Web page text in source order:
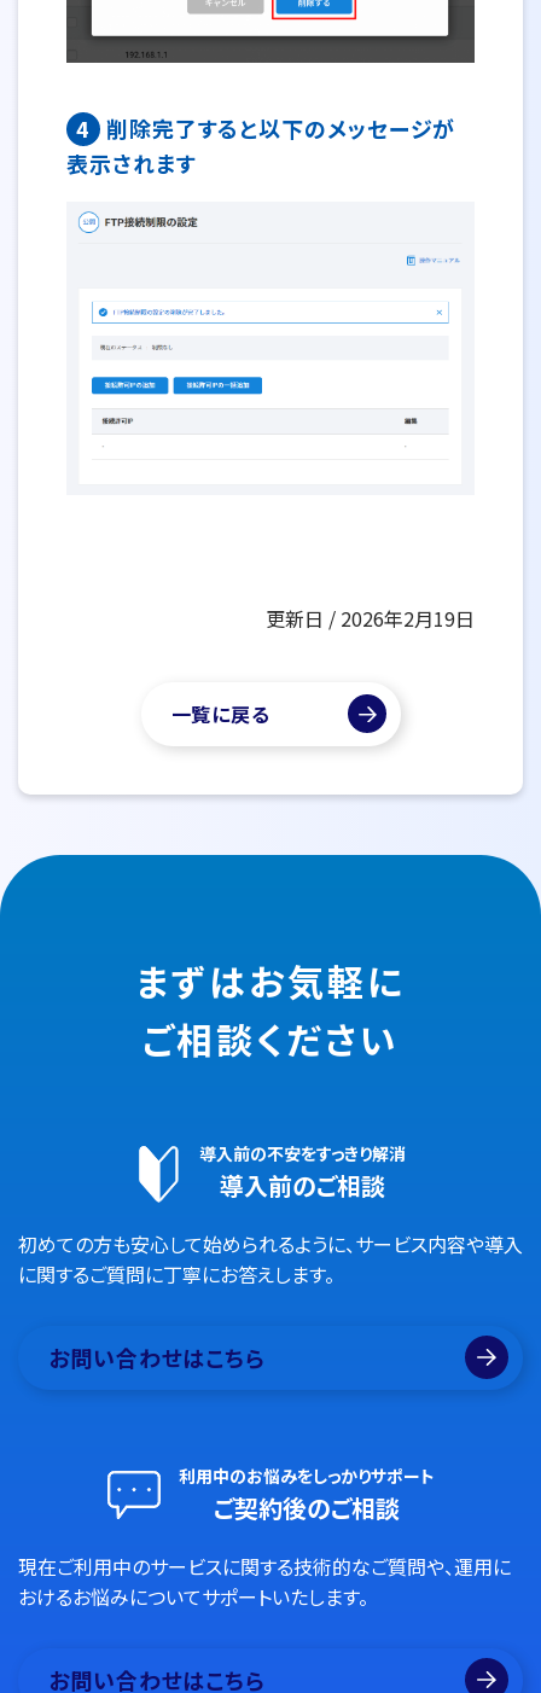
4 削除完了すると以下のメッセージが
表示されます
更新日 / 2026年2月19日
一覧に戻る
まずはお気軽に
ご相談ください
導入前の不安をすっきり解消
導入前のご相談
初めての方も安心して始められるように、サービス内容や導入
に関するご質問に丁寧にお答えします。
お問い合わせはこちら
利用中のお悩みをしっかりサポート
ご契約後のご相談
現在ご利用中のサービスに関する技術的なご質問や、運用に
おけるお悩みについてサポートいたします。
お問い合わせはこちら